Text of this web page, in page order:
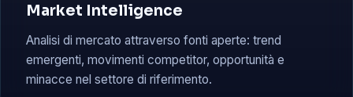
Market Intelligence
Analisi di mercato attraverso fonti aperte: trend
emergenti, movimenti competitor, opportunità e
minacce nel settore di riferimento.